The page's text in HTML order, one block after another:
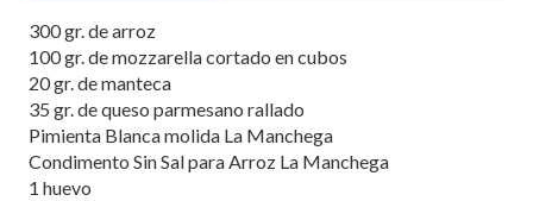
300 gr. de arroz
100 gr. de mozzarella cortado en cubos
20 gr. de manteca
35 gr. de queso parmesano rallado
Pimienta Blanca molida La Manchega
Condimento Sin Sal para Arroz La Manchega
1 huevo